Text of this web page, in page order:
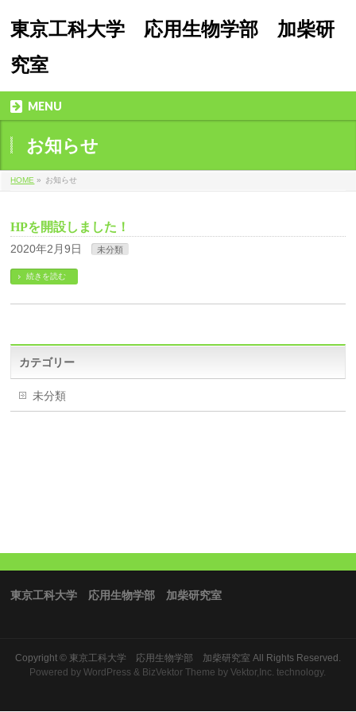
東京工科大学 応用生物学部 加柴研
究室
MENU
お知らせ
HOME » お知らせ
HPを開設しました！
2020年2月9日 未分類
続きを読む
カテゴリー
未分類
東京工科大学 応用生物学部 加柴研究室
Copyright © 東京工科大学 応用生物学部 加柴研究室 All Rights Reserved.
Powered byWordPress & BizVektor Theme by Vektor,Inc. technology.